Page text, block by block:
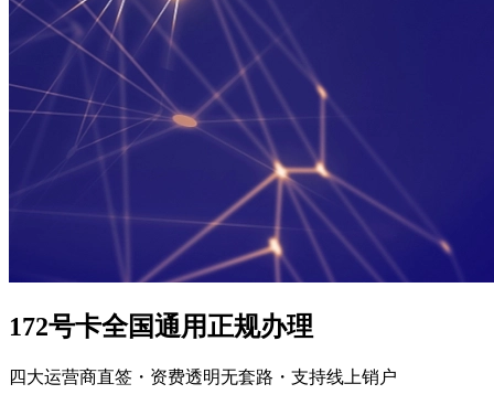
172号卡全国通用正规办理
四大运营商直签・资费透明无套路・支持线上销户